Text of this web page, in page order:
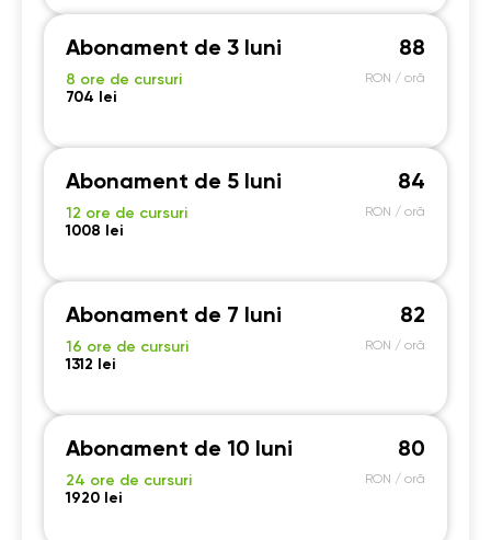
Abonament de 3 luni
8 ore de cursuri
704 lei
88
RON / oră
Abonament de 5 luni
12 ore de cursuri
1008 lei
84
RON / oră
Abonament de 7 luni
16 ore de cursuri
1312 lei
82
RON / oră
Abonament de 10 luni
24 ore de cursuri
1920 lei
80
RON / oră